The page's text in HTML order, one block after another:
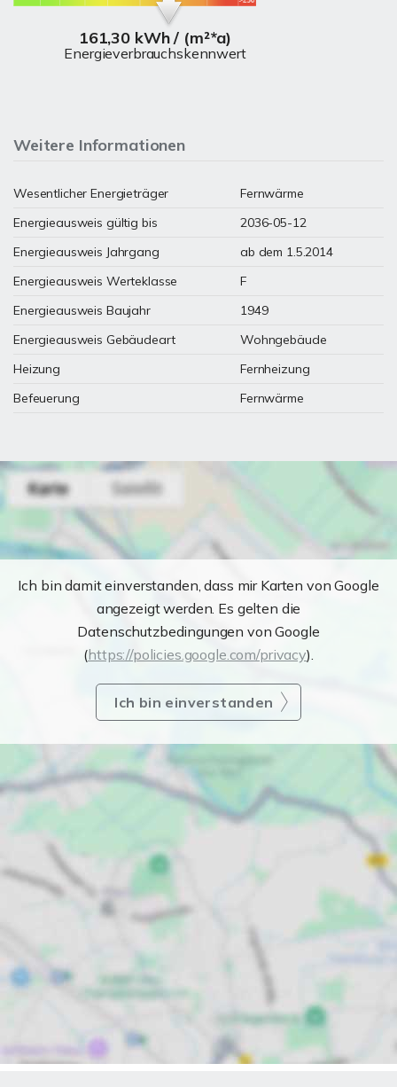
161,30 kWh / (m²*a)
Energieverbrauchskennwert
Weitere Informationen
Wesentlicher Energieträger
Fernwärme
Energieausweis gültig bis
2036-05-12
Energieausweis Jahrgang
ab dem 1.5.2014
Energieausweis Werteklasse
F
Energieausweis Baujahr
1949
Energieausweis Gebäudeart
Wohngebäude
Heizung
Fernheizung
Befeuerung
Fernwärme
Ich bin damit einverstanden, dass mir Karten von Google
angezeigt werden. Es gelten die
Datenschutzbedingungen von Google
(https://policies.google.com/privacy).
Ich bin einverstanden